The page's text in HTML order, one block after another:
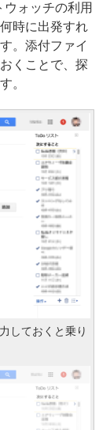
ォッチの利用
時に出発すれ
。添付ファイ
くことで、探
。
しておくと乗り